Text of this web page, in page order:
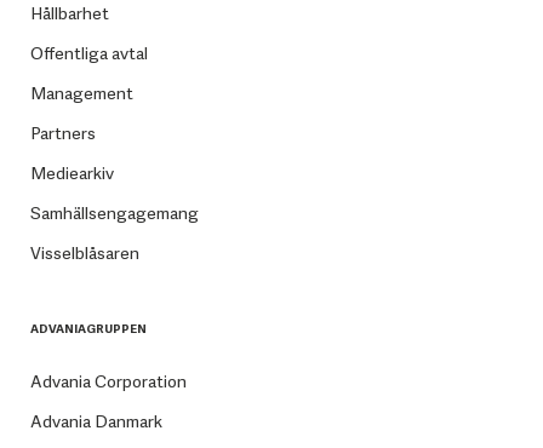
Hållbarhet
Offentliga avtal
Management
Partners
Mediearkiv
Samhällsengagemang
Visselblåsaren
ADVANIAGRUPPEN
Advania Corporation
Advania Danmark